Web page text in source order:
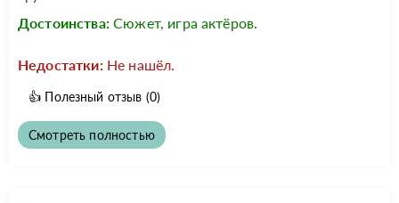
Достоинства: Сюжет, игра актёров.
Недостатки: Не нашёл.
👍 Полезный отзыв (0)
Смотреть полностью